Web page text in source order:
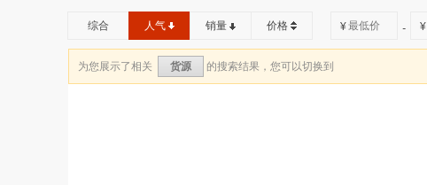
综合 人气 销量 价格 ¥ - ¥
为您展示了相关 货源 的搜索结果，您可以切换到